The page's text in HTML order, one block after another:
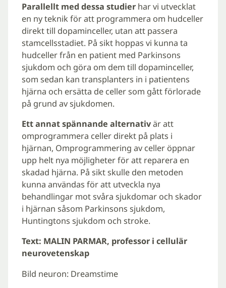
Parallellt med dessa studierhar vi utvecklat
en ny teknik för att programmera om hudceller
direkt till dopaminceller, utan att passera
stamcellsstadiet. På sikt hoppas vi kunna ta
hudceller från en patient med Parkinsons
sjukdom och göra om dem till dopaminceller,
som sedan kan transplanters in i patientens
hjärna och ersätta de celler som gått förlorade
på grund av sjukdomen.
Ett annat spännande alternativär att
omprogrammera celler direkt på plats i
hjärnan, Omprogrammering av celler öppnar
upp helt nya möjligheter för att reparera en
skadad hjärna. På sikt skulle den metoden
kunna användas för att utveckla nya
behandlingar mot svåra sjukdomar och skador
i hjärnan såsom Parkinsons sjukdom,
Huntingtons sjukdom och stroke.
Text: MALIN PARMAR, professor i cellulär
neurovetenskap
Bild neuron: Dreamstime